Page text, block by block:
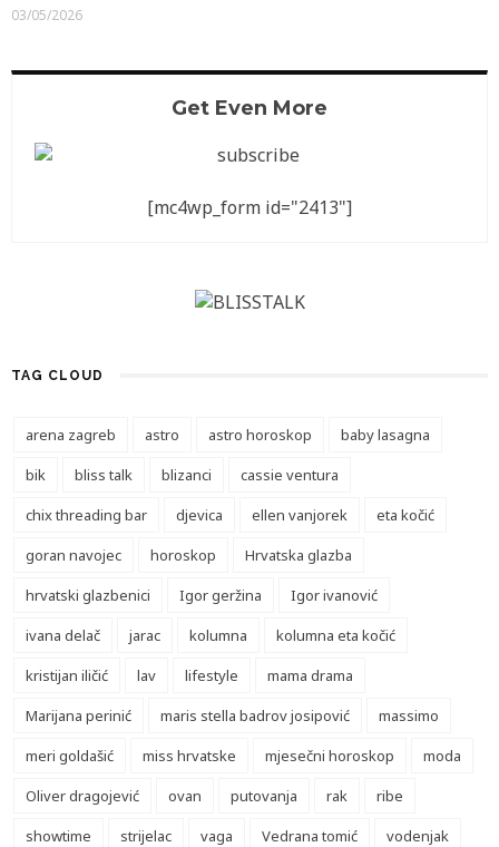
03/05/2026
Get Even More
[mc4wp_form id="2413"]
TAG CLOUD
arena zagreb astro astro horoskop
baby lasagna
bik
bliss talk blizanci
cassie ventura
chix threading bar
djevica ellen vanjorek
eta kočić
goran navojec
horoskop
Hrvatska glazba
hrvatski glazbenici
Igor geržina
Igor ivanović
ivana delač
jarac kolumna
kolumna eta kočić
kristijan iličić
lav lifestyle
mama drama
Marijana perinić
maris stella badrov josipović
massimo
meri goldašić
miss hrvatske mjesečni horoskop
moda
Oliver dragojević
ovan putovanja rak
ribe
showtime
strijelac vaga Vedrana tomić
vodenjak